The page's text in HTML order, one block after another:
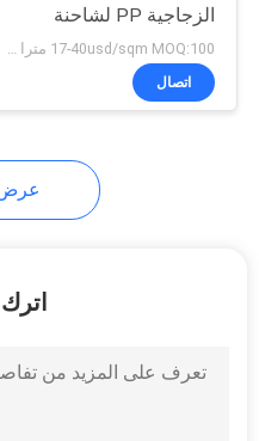
جسم
17
لوحة
الزجاجية PP لشاحنة
الشحن الجافة / فان /
كارافان
اتصال
عرض